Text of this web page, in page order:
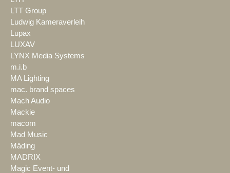
LTT Group
Ludwig Kameraverleih
Lupax
LUXAV
LYNX Media Systems
m.i.b
MA Lighting
mac. brand spaces
Mach Audio
Mackie
macom
Mad Music
Mäding
MADRIX
Magic Event- und